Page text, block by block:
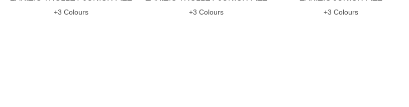
+3 Colours +3 Colours +3 Colours